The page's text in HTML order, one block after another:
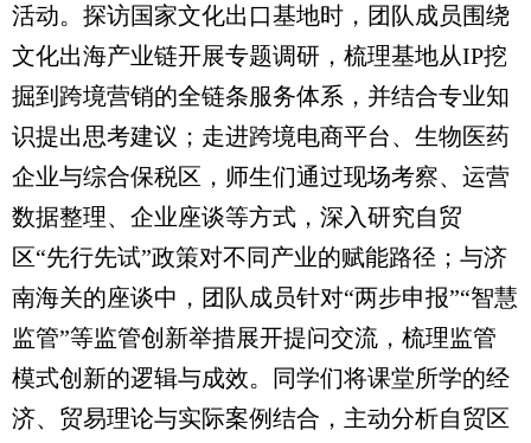
活动。探访国家文化出口基地时，团队成员围绕
文化出海产业链开展专题调研，梳理基地从IP挖
掘到跨境营销的全链条服务体系，并结合专业知
识提出思考建议；走进跨境电商平台、生物医药
企业与综合保税区，师生们通过现场考察、运营
数据整理、企业座谈等方式，深入研究自贸
区“先行先试”政策对不同产业的赋能路径；与济
南海关的座谈中，团队成员针对“两步申报”“智慧
监管”等监管创新举措展开提问交流，梳理监管
模式创新的逻辑与成效。同学们将课堂所学的经
济、贸易理论与实际案例结合，主动分析自贸区